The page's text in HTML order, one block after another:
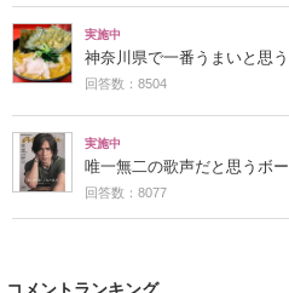
実施中
神奈川県で一番うまいと思
回答数：8504
実施中
唯一無二の歌声だと思うボ
回答数：8077
コメントランキング